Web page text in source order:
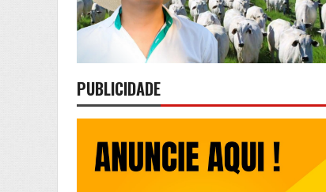
PUBLICIDADE